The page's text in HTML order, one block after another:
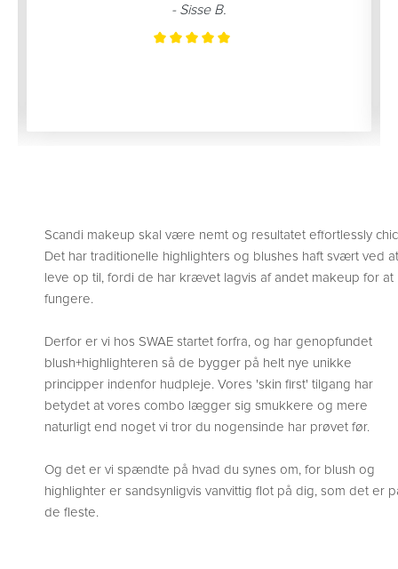
- Sisse B.
Scandi makeup skal være nemt og resultatet effortlessly
Det har traditionelle highlighters og blushes haft svært ved at
leve op til, fordi de har krævet lagvis af andet makeup for at
fungere.
Derfor er vi hos SWAE startet forfra, og har genopfundet
blush+highlighteren så de bygger på helt nye unikke
principper indenfor hudpleje. Vores 'skin first' tilgang har
betydet at vores combo lægger sig smukkere og mere
naturligt end noget vi tror du nogensinde har prøvet før.
Og det er vi spændte på hvad du synes om, for blush og
highlighter er sandsynligvis vanvittig flot på dig, som det er
de fleste.